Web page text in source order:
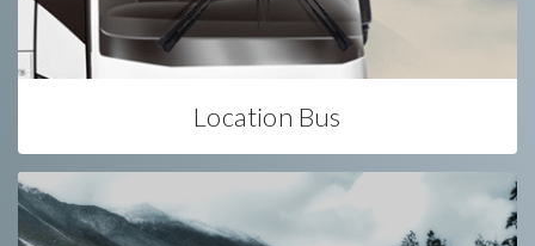
Location Bus